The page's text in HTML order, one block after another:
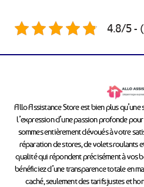
4.8/5 -
Allo Assistance Store est bien plus
l’expression d’une passion profonde
sommes entièrement dévoués à votre
réparation de stores, de volets roulants
qualité qui répondent précisément à vos
bénéficiez d’une transparence totale en
caché, seulement des tarifs justes et